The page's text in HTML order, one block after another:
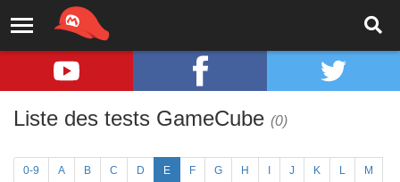
Liste des tests GameCube (0)
0-9 A B C D E F G H J K L M